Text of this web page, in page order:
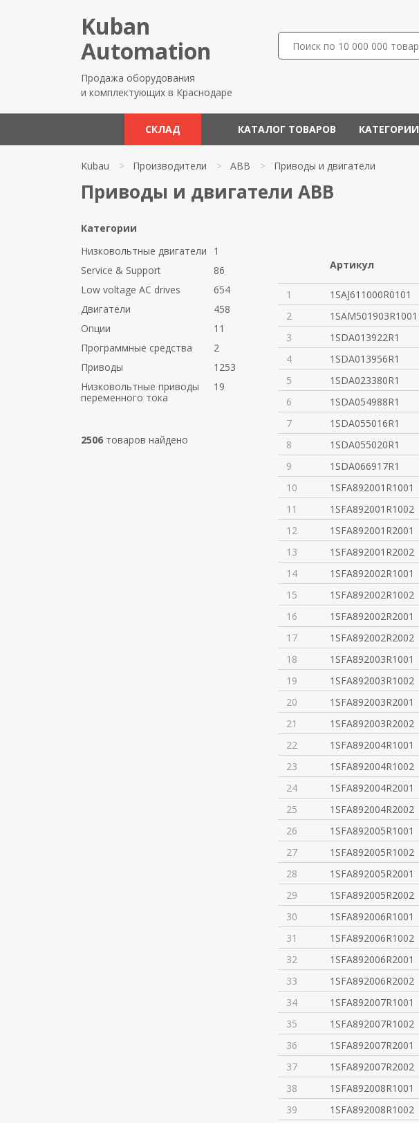
Kuban
Automation
Продажа оборудования
и комплектующих в Краснодаре
СКЛАД КАТАЛОГ ТОВАРОВ КАТЕГОРИИ
Kubau > Производители > ABB > Приводы и двигатели
Приводы и двигатели ABB
Категории
Низковольтные двигатели
1
Service & Support
86
Low voltage AC drives
654
Двигатели
458
Опции
11
Программные средства
2
Приводы
1253
Низковольтные приводы
переменного тока
19
2506 товаров найдено
Артикул
1 1SAJ611000R0101
2 1SAM501903R1001
3 1SDA013922R1
4 1SDA013956R1
5 1SDA023380R1
6 1SDA054988R1
7 1SDA055016R1
8 1SDA055020R1
9 1SDA066917R1
10 1SFA892001R1001
11 1SFA892001R1002
12 1SFA892001R2001
13 1SFA892001R2002
14 1SFA892002R1001
15 1SFA892002R1002
16 1SFA892002R2001
17 1SFA892002R2002
18 1SFA892003R1001
19 1SFA892003R1002
20 1SFA892003R2001
21 1SFA892003R2002
22 1SFA892004R1001
23 1SFA892004R1002
24 1SFA892004R2001
25 1SFA892004R2002
26 1SFA892005R1001
27 1SFA892005R1002
28 1SFA892005R2001
29 1SFA892005R2002
30 1SFA892006R1001
31 1SFA892006R1002
32 1SFA892006R2001
33 1SFA892006R2002
34 1SFA892007R1001
35 1SFA892007R1002
36 1SFA892007R2001
37 1SFA892007R2002
38 1SFA892008R1001
39 1SFA892008R1002